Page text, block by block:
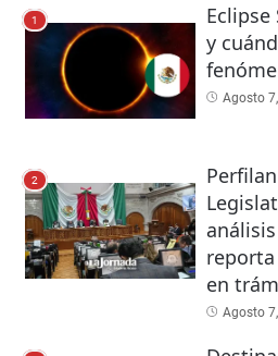
1
Eclipse
y
Agosto
2
en
Agosto